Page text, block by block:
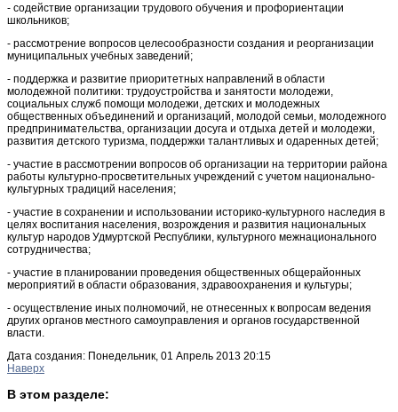
- содействие организации трудового обучения и профориентации
школьников;
- рассмотрение вопросов целесообразности создания и реорганизации
муниципальных учебных заведений;
- поддержка и развитие приоритетных направлений в области
молодежной политики: трудоустройства и занятости молодежи,
социальных служб помощи молодежи, детских и молодежных
общественных объединений и организаций, молодой семьи, молодежного
предпринимательства, организации досуга и отдыха детей и молодежи,
развития детского туризма, поддержки талантливых и одаренных детей;
- участие в рассмотрении вопросов об организации на территории района
работы культурно-просветительных учреждений с учетом национально-
культурных традиций населения;
- участие в сохранении и использовании историко-культурного наследия в
целях воспитания населения, возрождения и развития национальных
культур народов Удмуртской Республики, культурного межнационального
сотрудничества;
- участие в планировании проведения общественных общерайонных
мероприятий в области образования, здравоохранения и культуры;
- осуществление иных полномочий, не отнесенных к вопросам ведения
других органов местного самоуправления и органов государственной
власти.
Дата создания: Понедельник, 01 Апрель 2013 20:15
Наверх
В этом разделе: